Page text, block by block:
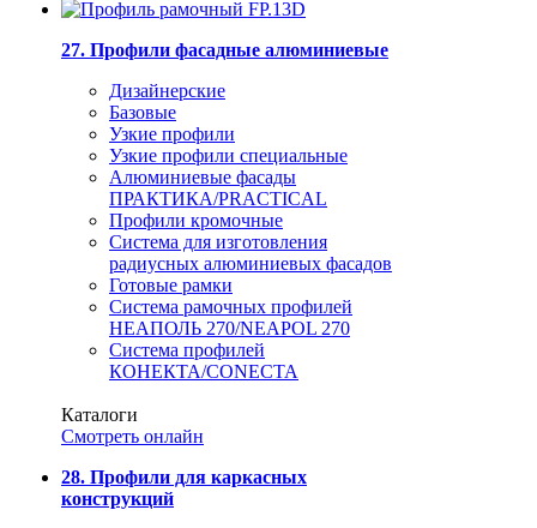
27. Профили фасадные алюминиевые
Дизайнерские
Базовые
Узкие профили
Узкие профили специальные
Алюминиевые фасады
ПРАКТИКА/PRACTICAL
Профили кромочные
Система для изготовления
радиусных алюминиевых фасадов
Готовые рамки
Система рамочных профилей
НЕАПОЛЬ 270/NEAPOL 270
Система профилей
КОНЕКТА/CONECTA
Каталоги
Смотреть онлайн
28. Профили для каркасных
конструкций